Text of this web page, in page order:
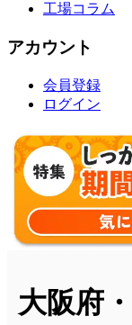
工場コラム
アカウント
会員登録
ログイン
大阪府